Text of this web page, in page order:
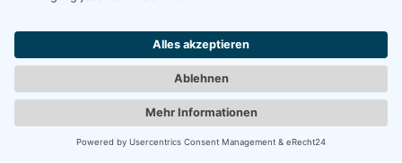
Barrierefreiheit
Förderung